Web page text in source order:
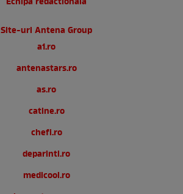
Site-uri Antena Group
a1.ro
antenastars.ro
as.ro
catine.ro
chefi.ro
deparinti.ro
medicool.ro